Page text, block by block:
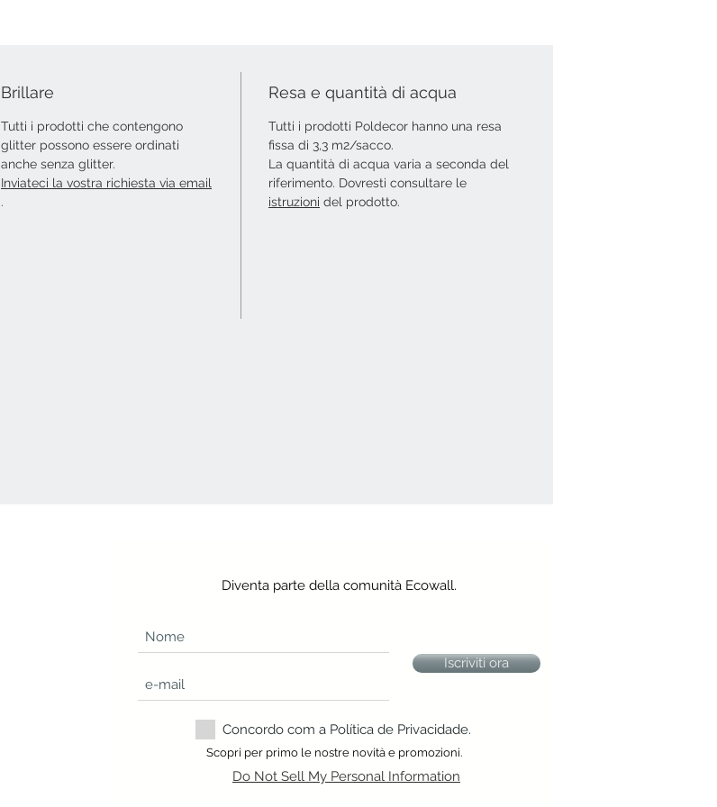
Brillare
Tutti i prodotti che contengono
glitter possono essere ordinati
anche senza glitter.
Inviateci la vostra richiesta via email
.
Resa e quantità di acqua
Tutti i prodotti Poldecor hanno una resa
fissa di 3,3 m2/sacco.
La quantità di acqua varia a seconda del
riferimento. Dovresti consultare le
istruzioni del prodotto.
Diventa parte della comunità Ecowall.
Iscriviti ora
Concordo com a Política de Privacidade.
Scopri per primo le nostre novità e promozioni.
Do Not Sell My Personal Information